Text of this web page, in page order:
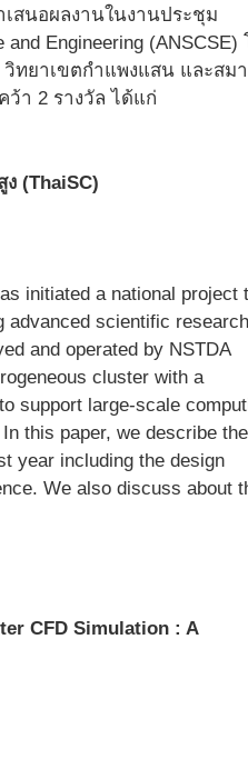
สนอผลงานในงานประชุม
Engineering (ANSCSE)
ทยาเขตกำแพงแสน และสม
า 2 รางวัล ได้แก่
(ThaiSC)
initiated a national project
advanced scientific research
and operated by NSTDA
cluster with a
support large-scale
this paper, we describe the
year including the design
We also discuss about
CFD Simulation : A